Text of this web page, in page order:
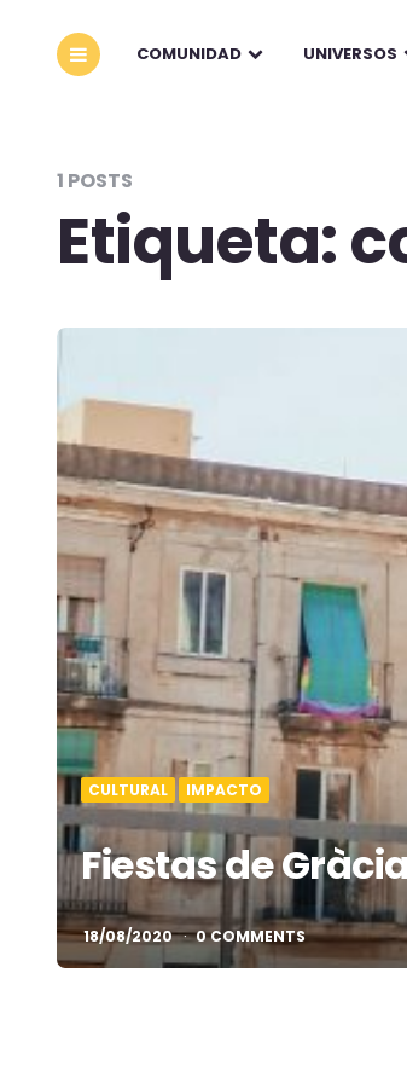
COMUNIDAD UNIVERSOS
1 POSTS
Etiqueta:
CULTURAL IMPACTO
Fiestas de
18/08/2020 0 COMMENTS